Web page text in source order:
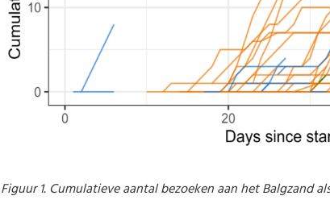
Figuur 1. Cumulatieve aantal bezoeken aan het Balgzand